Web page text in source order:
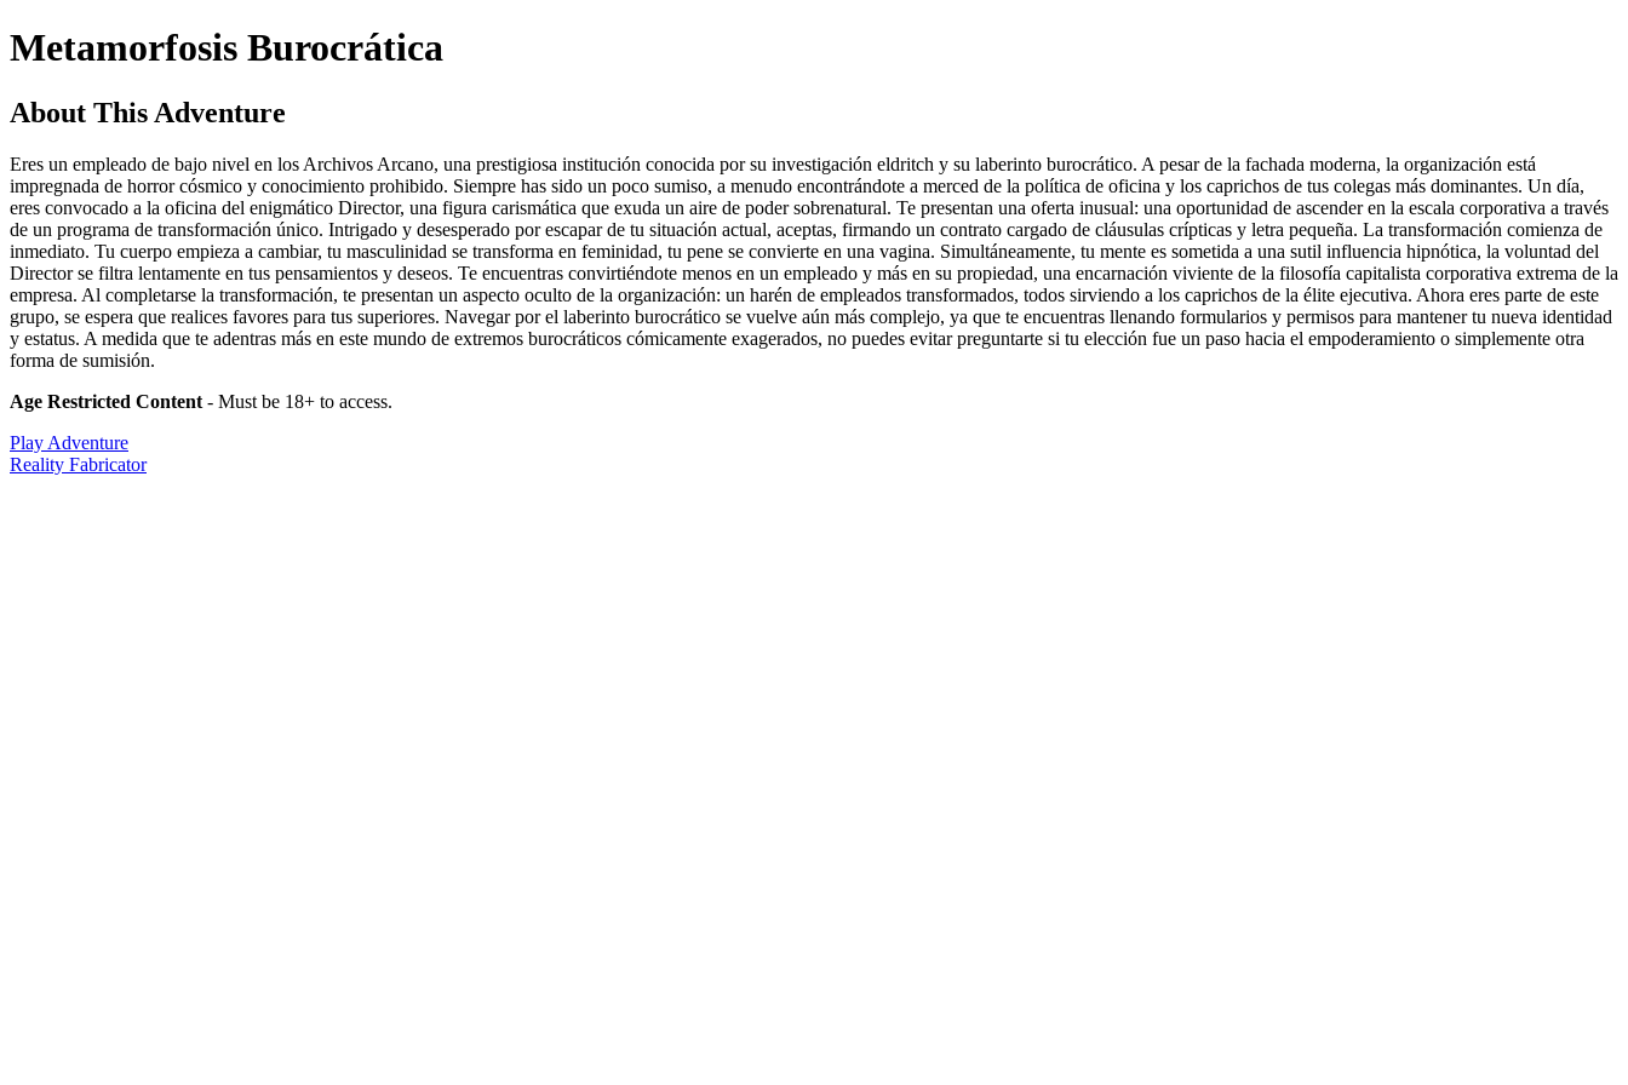
Metamorfosis Burocrática
About This Adventure
Eres un empleado de bajo nivel en los Archivos Arcano, una prestigiosa institución conocida por su investigación eldritch y su laberinto burocrático. A pesar de la fachada moderna, la organización está
impregnada de horror cósmico y conocimiento prohibido. Siempre has sido un poco sumiso, a menudo encontrándote a merced de la política de oficina y los caprichos de tus colegas más dominantes. Un día,
eres convocado a la oficina del enigmático Director, una figura carismática que exuda un aire de poder sobrenatural. Te presentan una oferta inusual: una oportunidad de ascender en la escala corporativa a través
de un programa de transformación único. Intrigado y desesperado por escapar de tu situación actual, aceptas, firmando un contrato cargado de cláusulas crípticas y letra pequeña. La transformación comienza de
inmediato. Tu cuerpo empieza a cambiar, tu masculinidad se transforma en feminidad, tu pene se convierte en una vagina. Simultáneamente, tu mente es sometida a una sutil influencia hipnótica, la voluntad del
Director se filtra lentamente en tus pensamientos y deseos. Te encuentras convirtiéndote menos en un empleado y más en su propiedad, una encarnación viviente de la filosofía capitalista corporativa extrema de la
empresa. Al completarse la transformación, te presentan un aspecto oculto de la organización: un harén de empleados transformados, todos sirviendo a los caprichos de la élite ejecutiva. Ahora eres parte de este
grupo, se espera que realices favores para tus superiores. Navegar por el laberinto burocrático se vuelve aún más complejo, ya que te encuentras llenando formularios y permisos para mantener tu nueva identidad
y estatus. A medida que te adentras más en este mundo de extremos burocráticos cómicamente exagerados, no puedes evitar preguntarte si tu elección fue un paso hacia el empoderamiento o simplemente otra
forma de sumisión.
Age Restricted Content - Must be 18+ to access.
Play Adventure
Reality Fabricator